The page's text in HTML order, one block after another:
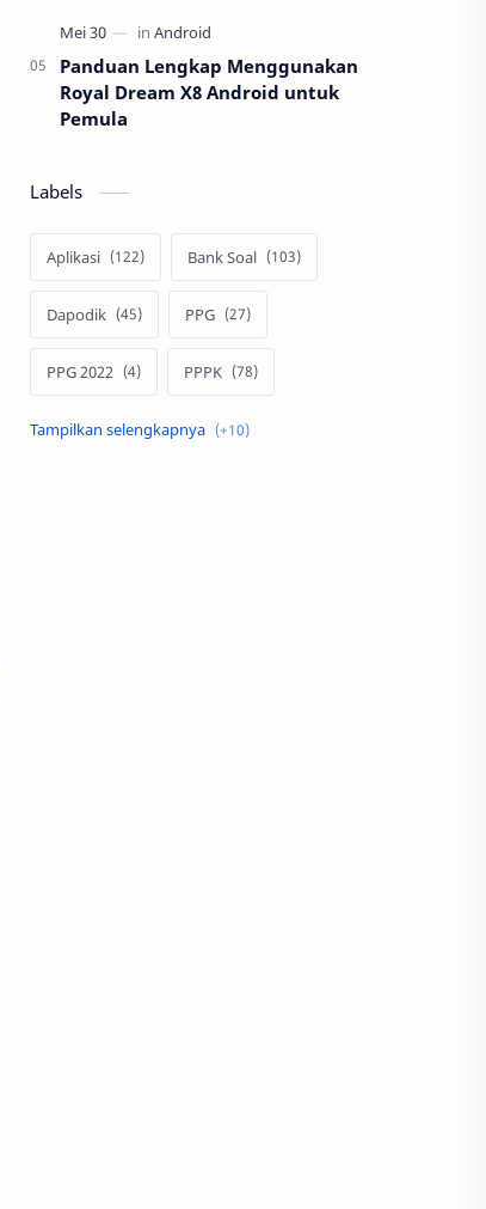
Panduan Lengkap Menggunakan
Royal Dream X8 Android untuk
Pemula
Labels
Aplikasi Bank Soal
Dapodik PPG
PPG 2022 PPPK
Pendidikan SIM PKB